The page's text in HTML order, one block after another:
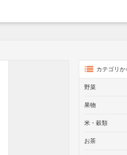
カテゴリ
野菜
果物
米・穀類
お茶